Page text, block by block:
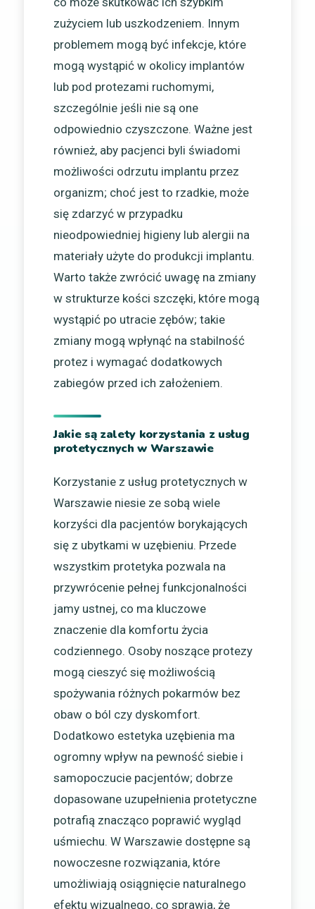
zużyciem lub uszkodzeniem. Innym
problemem mogą być infekcje, które
mogą wystąpić w okolicy implantów
lub pod protezami ruchomymi,
szczególnie jeśli nie są one
odpowiednio czyszczone. Ważne jest
również, aby pacjenci byli świadomi
możliwości odrzutu implantu przez
organizm; choć jest to rzadkie, może
się zdarzyć w przypadku
nieodpowiedniej higieny lub alergii na
materiały użyte do produkcji implantu.
Warto także zwrócić uwagę na zmiany
w strukturze kości szczęki, które mogą
wystąpić po utracie zębów; takie
zmiany mogą wpłynąć na stabilność
protez i wymagać dodatkowych
zabiegów przed ich założeniem.
Jakie są zalety korzystania z usług
protetycznych w Warszawie
Korzystanie z usług protetycznych w
Warszawie niesie ze sobą wiele
korzyści dla pacjentów borykających
się z ubytkami w uzębieniu. Przede
wszystkim protetyka pozwala na
przywrócenie pełnej funkcjonalności
jamy ustnej, co ma kluczowe
znaczenie dla komfortu życia
codziennego. Osoby noszące protezy
mogą cieszyć się możliwością
spożywania różnych pokarmów bez
obaw o ból czy dyskomfort.
Dodatkowo estetyka uzębienia ma
ogromny wpływ na pewność siebie i
samopoczucie pacjentów; dobrze
dopasowane uzupełnienia protetyczne
potrafią znacząco poprawić wygląd
uśmiechu. W Warszawie dostępne są
nowoczesne rozwiązania, które
umożliwiają osiągnięcie naturalnego
efektu wizualnego, co sprawia, że